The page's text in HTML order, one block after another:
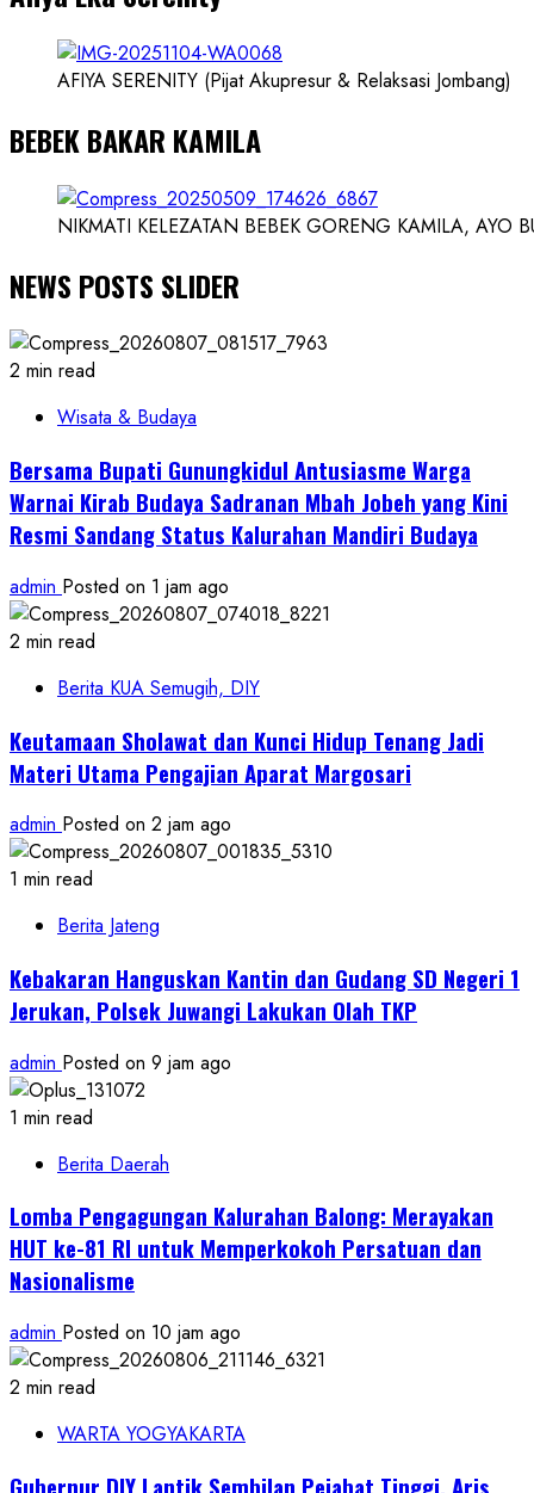
AFIYA SERENITY (Pijat Akupresur & Relaksasi Jombang)
BEBEK BAKAR KAMILA
NIKMATI KELEZATAN BEBEK GORENG KAMILA, AYO
NEWS POSTS SLIDER
2 min read
Wisata & Budaya
Bersama Bupati Gunungkidul Antusiasme Warga
Warnai Kirab Budaya Sadranan Mbah Jobeh yang Kini
Resmi Sandang Status Kalurahan Mandiri Budaya
admin Posted on 1 jam ago
2 min read
Berita KUA Semugih, DIY
Keutamaan Sholawat dan Kunci Hidup Tenang Jadi
Materi Utama Pengajian Aparat Margosari
admin Posted on 2 jam ago
1 min read
Berita Jateng
Kebakaran Hanguskan Kantin dan Gudang SD Negeri 1
Jerukan, Polsek Juwangi Lakukan Olah TKP
admin Posted on 9 jam ago
1 min read
Berita Daerah
Lomba Pengagungan Kalurahan Balong: Merayakan
HUT ke-81 RI untuk Memperkokoh Persatuan dan
Nasionalisme
admin Posted on 10 jam ago
2 min read
WARTA YOGYAKARTA
Gubernur DIY Lantik Sembilan Pejabat Tinggi, Aris